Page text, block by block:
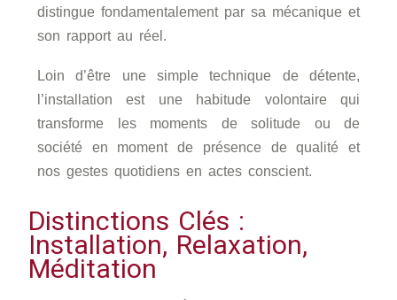
distingue fondamentalement par sa mécanique et
son rapport au réel.
Loin d’être une simple technique de détente,
l’installation est une habitude volontaire qui
transforme les moments de solitude ou de
société en moment de présence de qualité et
nos gestes quotidiens en actes conscient.
Distinctions Clés :
Installation, Relaxation,
Méditation